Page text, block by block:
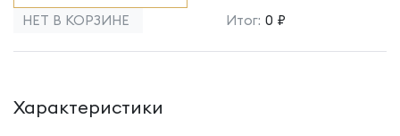
НЕТ В КОРЗИНЕ Итог: 0 ₽
Характеристики